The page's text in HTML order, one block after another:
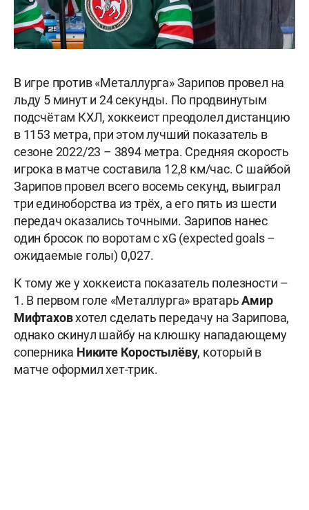
В игре против «Металлурга» Зарипов провел на
льду 5 минут и 24 секунды. По продвинутым
подсчётам КХЛ, хоккеист преодолел дистанцию
в 1153 метра, при этом лучший показатель в
сезоне 2022/23 – 3894 метра. Средняя скорость
игрока в матче составила 12,8 км/час. С шайбой
Зарипов провел всего восемь секунд, выиграл
три единоборства из трёх, а его пять из шести
передач оказались точными. Зарипов нанес
один бросок по воротам с xG (expected goals –
ожидаемые голы) 0,027.
К тому же у хоккеиста показатель полезности –
1. В первом голе «Металлурга» вратарьАмир
Мифтаховхотел сделать передачу на Зарипова,
однако скинул шайбу на клюшку нападающему
соперника Никите Коростылёву, который в
матче оформил хет-трик.